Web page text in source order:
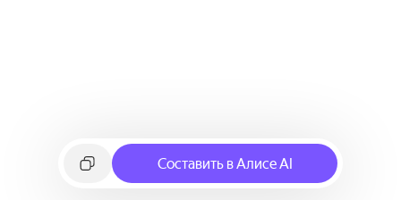
Составить в Алисе AI